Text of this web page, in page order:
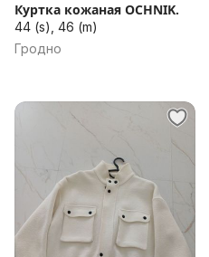
Куртка кожаная OCHNIK.
44 (s), 46 (m)
Гродно